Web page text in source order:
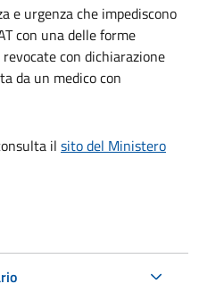
e urgenza che impediscono
con una delle forme
con dichiarazione
da un medico con
il sito del Ministero